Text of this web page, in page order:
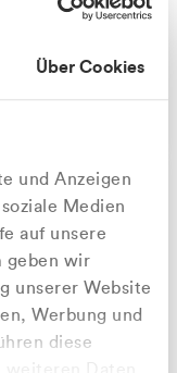
Über Cookies
und Anzeigen
Medien
auf unsere
geben wir
unserer Website
Werbung und
diese